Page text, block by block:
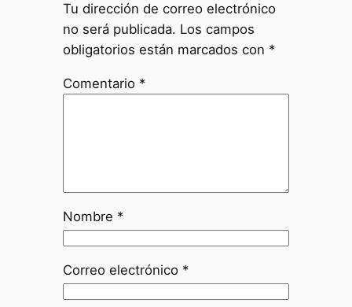
Tu dirección de correo electrónico
no será publicada. Los campos
obligatorios están marcados con *
Comentario *
Nombre *
Correo electrónico *